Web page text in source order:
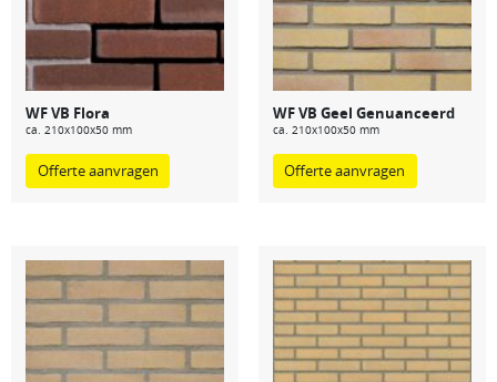
WF VB Flora
ca. 210x100x50 mm
Offerte aanvragen
WF VB Geel Genuanceerd
ca. 210x100x50 mm
Offerte aanvragen